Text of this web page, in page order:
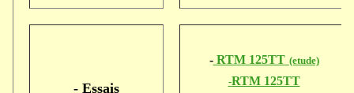
- Essais
-RTM 125TT (etude)
-RTM 125TT